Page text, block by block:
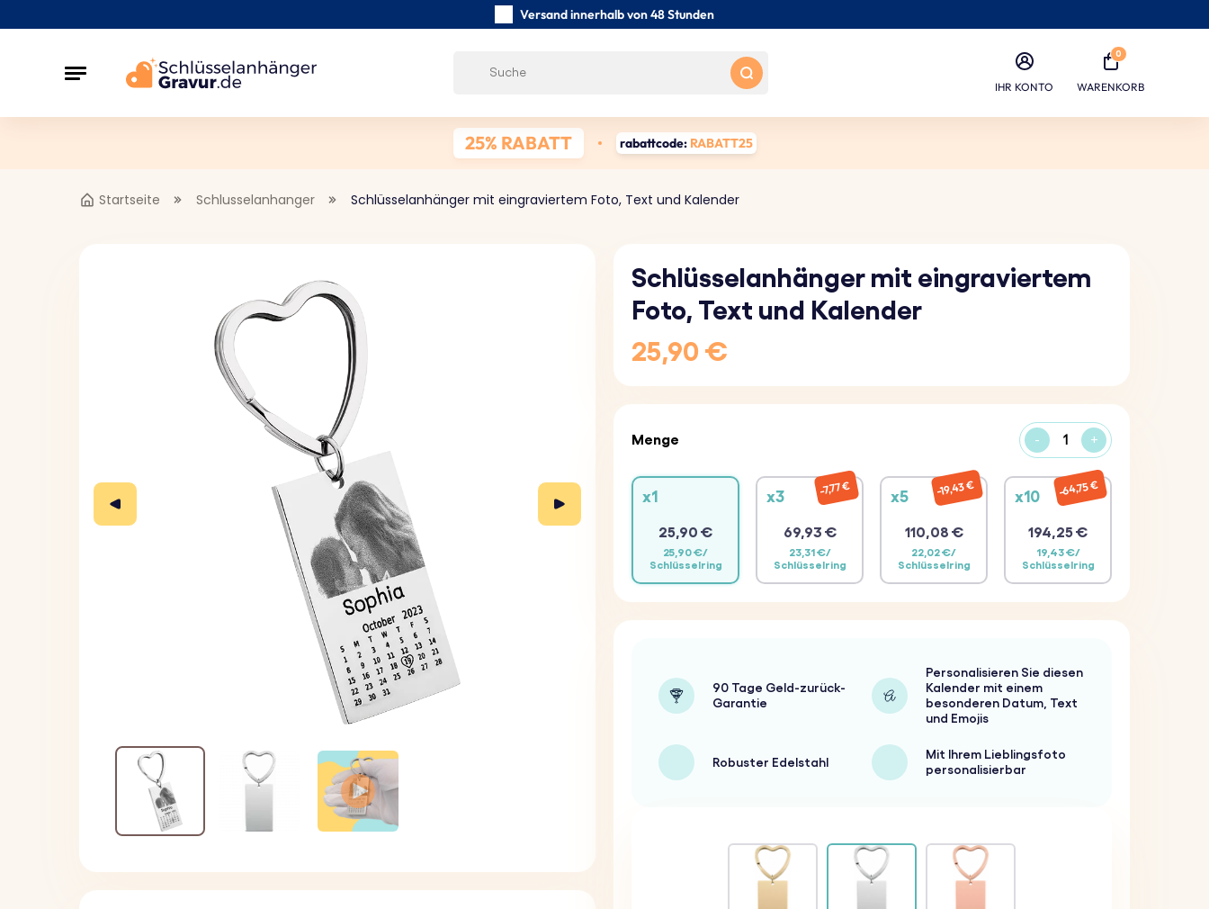
Versand innerhalb von 48 Stunden
IHR KONTO
0
WARENKORB
25% RABATT rabattcode: RABATT25
Startseite Schlusselanhanger Schlüsselanhänger mit eingraviertem Foto, Text und Kalender
Schlüsselanhänger mit eingraviertem
Foto, Text und Kalender
25,90 €
Menge - +
x1
25,90 €
25,90 €/
Schlüsselring
x3
69,93 €
23,31 €/
Schlüsselring
7,77 €
x5
110,08 €
22,02 €/
Schlüsselring
19,43 € x10
194,25 €
19,43 €/
Schlüsselring
64,75 €
90 Tage Geld-zurück-
Garantie
Personalisieren Sie diesen
Kalender mit einem
besonderen Datum, Text
und Emojis
Robuster Edelstahl
Mit Ihrem Lieblingsfoto
personalisierbar